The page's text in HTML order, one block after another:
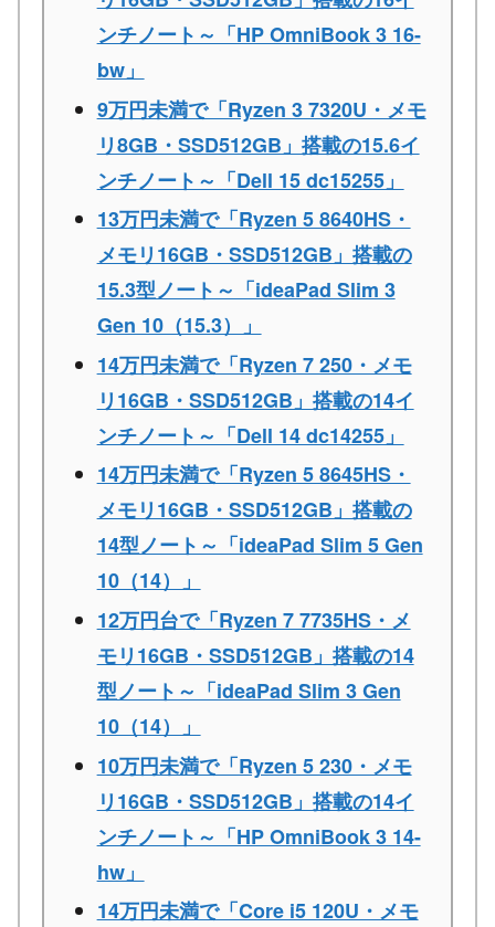
ンチノート～「HP OmniBook 3 16-
bw」
9万円未満で「Ryzen 3 7320U・メモ
リ8GB・SSD512GB」搭載の15.6イ
ンチノート～「Dell 15 dc15255」
13万円未満で「Ryzen 5 8640HS・
メモリ16GB・SSD512GB」搭載の
15.3型ノート～「ideaPad Slim 3
Gen 10（15.3）」
14万円未満で「Ryzen 7 250・メモ
リ16GB・SSD512GB」搭載の14イ
ンチノート～「Dell 14 dc14255」
14万円未満で「Ryzen 5 8645HS・
メモリ16GB・SSD512GB」搭載の
14型ノート～「ideaPad Slim 5 Gen
10（14）」
12万円台で「Ryzen 7 7735HS・メ
モリ16GB・SSD512GB」搭載の14
型ノート～「ideaPad Slim 3 Gen
10（14）」
10万円未満で「Ryzen 5 230・メモ
リ16GB・SSD512GB」搭載の14イ
ンチノート～「HP OmniBook 3 14-
hw」
14万円未満で「Core i5 120U・メモ